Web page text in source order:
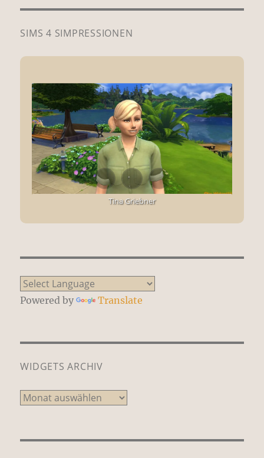
SIMS 4 SIMPRESSIONEN
Tina Griebner
Powered by Translate
WIDGETS ARCHIV
Widgets